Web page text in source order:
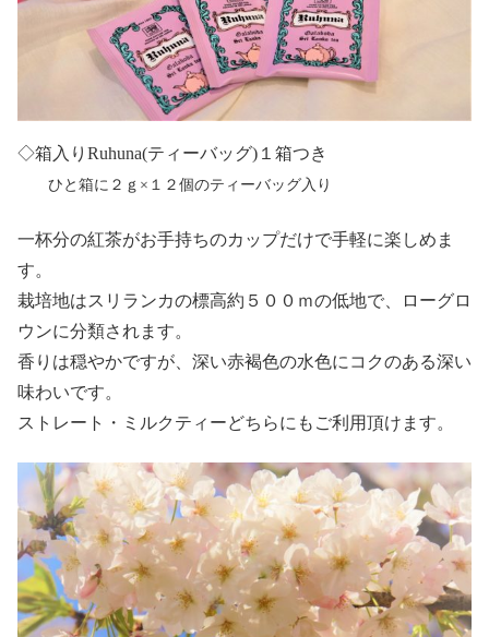
◇箱入りRuhuna(ティーバッグ)１箱つき
ひと箱に２ｇ×１２個のティーバッグ入り
一杯分の紅茶がお手持ちのカップだけで手軽に楽しめま
す。
栽培地はスリランカの標高約５００ｍの低地で、ローグロ
ウンに分類されます。
香りは穏やかですが、深い赤褐色の水色にコクのある深い
味わいです。
ストレート・ミルクティーどちらにもご利用頂けます。